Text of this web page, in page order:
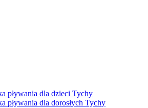
pływania dla dzieci Tychy
pływania dla dorosłych Tychy